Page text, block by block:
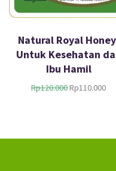
Natural Royal
Untuk Kesehatan
Ibu Hamil
Rp120.000H
Rp110.000H